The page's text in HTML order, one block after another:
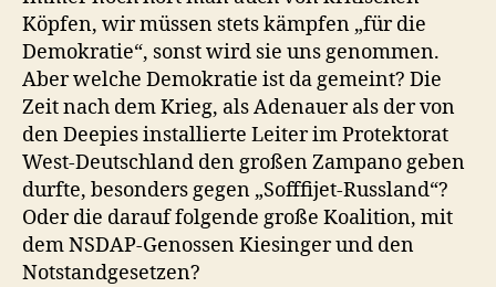
Köpfen, wir müssen stets kämpfen „für die
Demokratie“, sonst wird sie uns genommen.
Aber welche Demokratie ist da gemeint? Die
Zeit nach dem Krieg, als Adenauer als der von
den Deepies installierte Leiter im Protektorat
West-Deutschland den großen Zampano geben
durfte, besonders gegen „Sofffijet-Russland“?
Oder die darauf folgende große Koalition, mit
dem NSDAP-Genossen Kiesinger und den
Notstandgesetzen?